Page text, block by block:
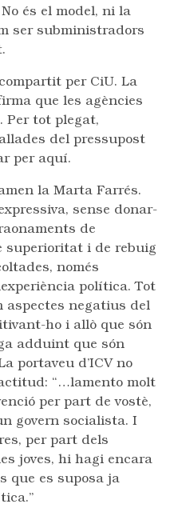
és el model, ni la
ser subministradors
per CiU. La
que les agències
Per tot plegat,
del pressupost
per aquí.
la Marta Farrés.
sense donar-
de
superioritat i de rebuig
només
política. Tot
aspectes negatius del
ho i allò que són
adduint que són
portaveu d’ICV no
“…lamento molt
per part de vostè,
govern socialista. I
per part dels
joves, hi hagi encara
que es suposa ja